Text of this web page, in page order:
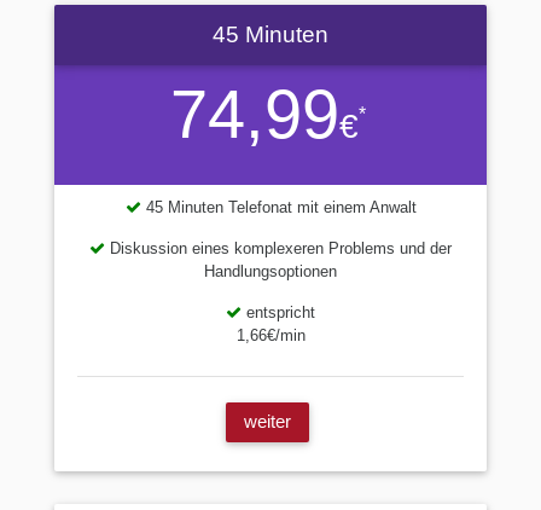
74,99€*
45 Minuten
45 Minuten Telefonat mit einem Anwalt
Diskussion eines komplexeren Problems und der
Handlungsoptionen
entspricht
1,66€/min
weiter